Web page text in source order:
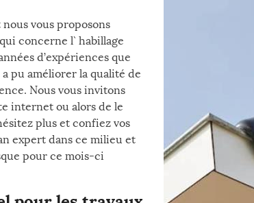
vous proposons
concerne l` habillage
d’expériences que
pu améliorer la qualité de
Nous vous invitons
internet ou alors de le
plus et confiez vos
expert dans ce milieu et
pour ce mois-ci